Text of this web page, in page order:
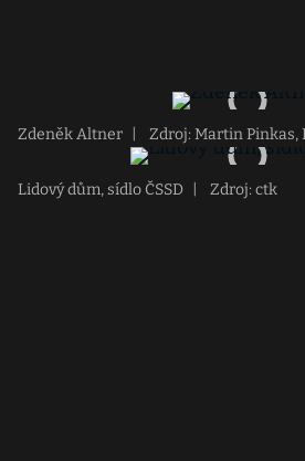
Zdeněk Altner Zdroj: Martin Pinkas,
Lidový dům, sídlo ČSSD Zdroj: ctk